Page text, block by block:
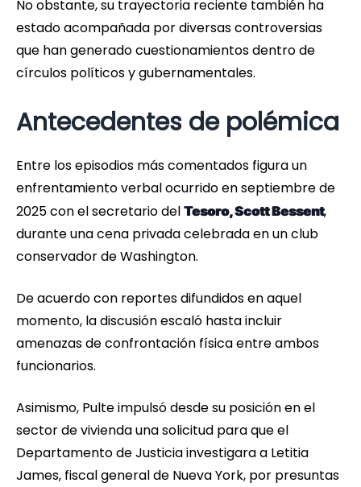
No obstante, su trayectoria reciente también ha
estado acompañada por diversas controversias
que han generado cuestionamientos dentro de
círculos políticos y gubernamentales.
Antecedentes de polémica
Entre los episodios más comentados figura un
enfrentamiento verbal ocurrido en septiembre de
2025 con el secretario del Tesoro, Scott Bessent,
durante una cena privada celebrada en un club
conservador de Washington.
De acuerdo con reportes difundidos en aquel
momento, la discusión escaló hasta incluir
amenazas de confrontación física entre ambos
funcionarios.
Asimismo, Pulte impulsó desde su posición en el
sector de vivienda una solicitud para que el
Departamento de Justicia investigara a Letitia
James, fiscal general de Nueva York, por presuntas